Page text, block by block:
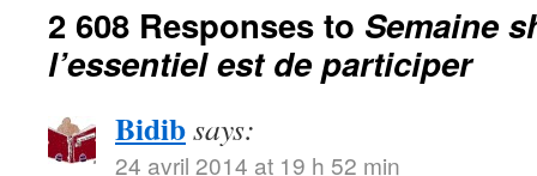
2 608 Responses to Semaine
l’essentiel est de participer
Bidibsays:
24 avril 2014 at 19 h 52 min